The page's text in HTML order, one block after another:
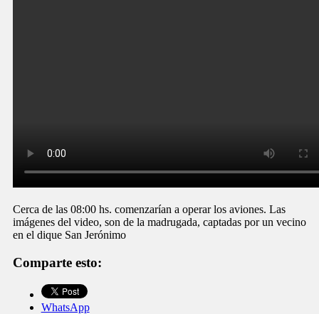
Cerca de las 08:00 hs. comenzarían a operar los aviones. Las
imágenes del video, son de la madrugada, captadas por un vecino
en el dique San Jerónimo
Comparte esto:
WhatsApp